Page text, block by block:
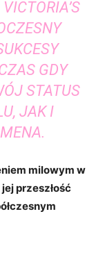
GDY
STATUS
JAK I
milowym w
przeszłość